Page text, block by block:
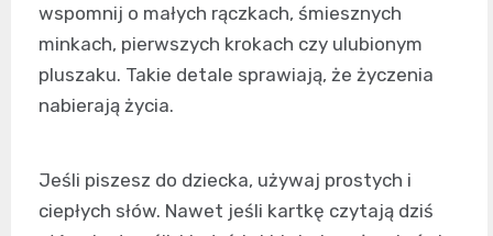
wspomnij o małych rączkach, śmiesznych
minkach, pierwszych krokach czy ulubionym
pluszaku. Takie detale sprawiają, że życzenia
nabierają życia.
Jeśli piszesz do dziecka, używaj prostych i
ciepłych słów. Nawet jeśli kartkę czytają dziś